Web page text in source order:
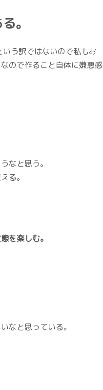
。
う訳ではないので私もお
ので作ること自体に嫌悪感
なと思う。
る。
を楽しむ。
なと思っている。